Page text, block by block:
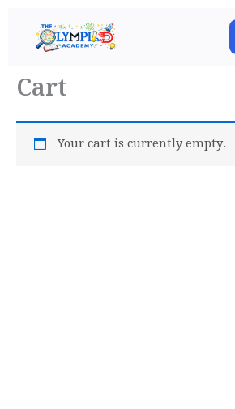
content
Cart
Your cart is currently empty.